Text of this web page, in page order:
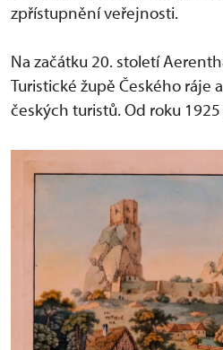
zpřístupnění veřejnosti.
Na začátku 20. století
Turistické župě Českého ráje
českých turistů. Od roku